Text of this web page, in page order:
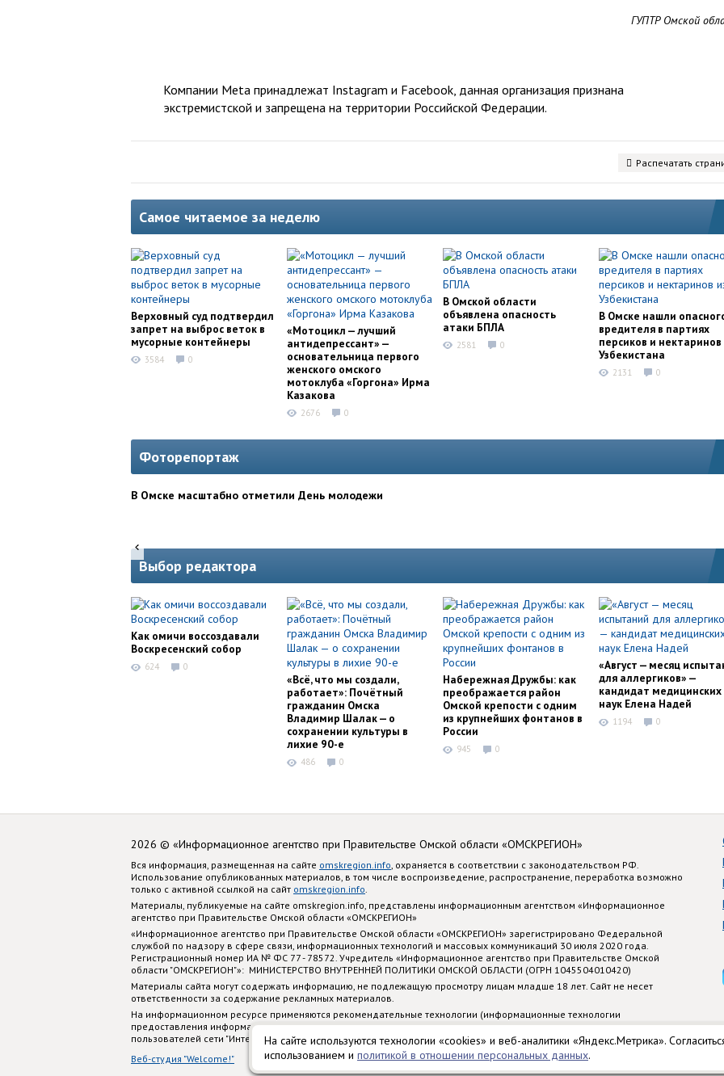
На сайте используются технологии «cookies» и веб-аналитики «Яндекс.Метрика».
использованием и политикой в отношении персональных данных.
ГУПТР Омской
Компании Meta принадлежат Instagram и Facebook, данная организация признана
экстремистской и запрещена на территории Российской Федерации.
Распечатать
Самое читаемое за неделю
Верховный суд подтвердил
запрет на выброс веток в
мусорные контейнеры
3584 0
«Мотоцикл — лучший
антидепрессант» —
основательница первого
женского омского
мотоклуба «Горгона» Ирма
Казакова
2676 0
В Омской области
объявлена опасность
атаки БПЛА
2581 0
В Омске нашли
вредителя в партиях
персиков и нектаринов
Узбекистана
2131 0
Фоторепортаж
В Омске масштабно отметили День молодежи
Выбор редактора
Как омичи воссоздавали
Воскресенский собор
624 0
«Всё, что мы создали,
работает»: Почётный
гражданин Омска
Владимир Шалак — о
сохранении культуры в
лихие 90-е
486 0
Набережная Дружбы: как
преображается район
Омской крепости с одним
из крупнейших фонтанов в
России
945 0
«Август — месяц
для аллергиков» —
кандидат медицинских
наук Елена Надей
1194 0
2026 © «Информационное агентство при Правительстве Омской области «ОМСКРЕГИОН»
Вся информация, размещенная на сайте omskregion.info , охраняется в соответствии с законодательством РФ.
Использование опубликованных материалов, в том числе воспроизведение, распространение, переработка возможно
только с активной ссылкой на сайт omskregion.info
Материалы, публикуемые на сайте omskregion.info, представлены информационным агентством «Информационное
агентство при Правительстве Омской области «ОМСКРЕГИОН»
«Информационное агентство при Правительстве Омской области «ОМСКРЕГИОН» зарегистрировано Федеральной
службой по надзору в сфере связи, информационных технологий и массовых коммуникаций 30 июля 2020 года.
Регистрационный номер ИА № ФС 77 - 78572. Учредитель «Информационное агентство при Правительстве Омской
области "ОМСКРЕГИОН"»: МИНИСТЕРСТВО ВНУТРЕННЕЙ ПОЛИТИКИ ОМСКОЙ ОБЛАСТИ (ОГРН 1045504010420)
Материалы сайта могут содержать информацию, не подлежащую просмотру лицам младше 18 лет. Сайт не несет
ответственности за содержание рекламных материалов.
На информационном ресурсе применяются рекомендательные технологии (информационные технологии
предоставления информации на основе сбора, систематизации и анализа сведений, относящихся к предпочтениям
пользователей сети "Интернет", находящихся на территории Российской Федерации)
Веб-студия "Welcome!"